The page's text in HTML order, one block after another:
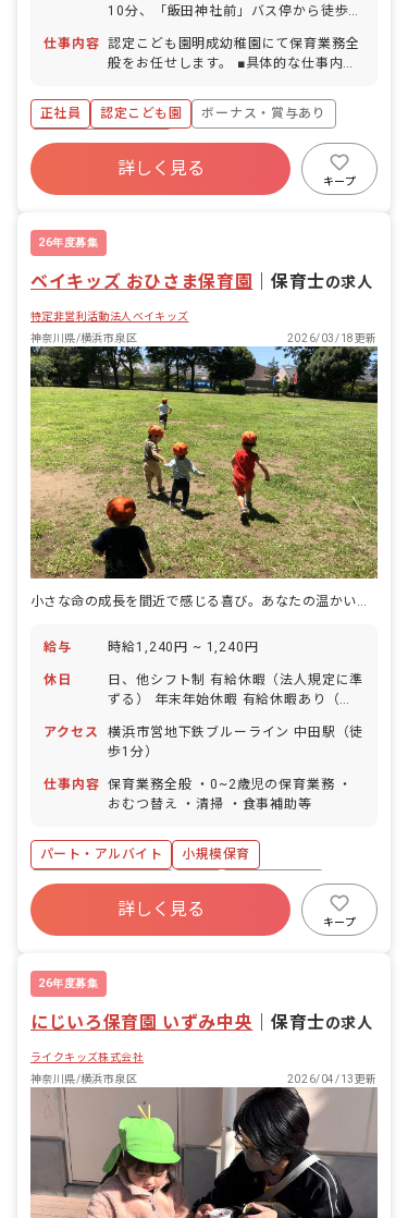
10分、「飯田神社前」バス停から徒歩1
OK（無料駐車場・無料駐輪場あり）
仕事内容 認定こども園明成幼稚園にて保育業務全
般をお任せします。 ■具体的な仕事内容
バス乗務（幼児担当のみ）
正社員 認定こども園
ボーナス・賞与あり
年間休日120日以上
寮・住宅・家賃補助あり
社会保険完備
退職金制度
詳しく見る
キープ
26年度募集
ベイキッズ おひさま保育園 保育士の求人
特定非営利活動法人ベイキッズ
神奈川県/横浜市泉区
2026/03/18更新
小さな命の成長を間近で感じる喜び。あなたの温かい手が未来を育みます。
給与 時給1,240円 ~ 1,240円
休日
日、他シフト制 有給休暇（法人規定に準
ずる） 年末年始休暇 有給休暇あり（勤
アクセス
横浜市営地下鉄ブルーライン 中田駅（徒
歩1分）
仕事内容 保育業務全般 ・0~2歳児の保育業務 ・
おむつ替え ・清掃 ・食事補助等
パート・アルバイト
小規模保育
ボーナス・賞与あり
有給
乳児保育のみ
複数園あり
ブランクOK
詳しく見る
キープ
26年度募集
にじいろ保育園 いずみ中央 保育士の求人
ライクキッズ株式会社
神奈川県/横浜市泉区
2026/04/13更新